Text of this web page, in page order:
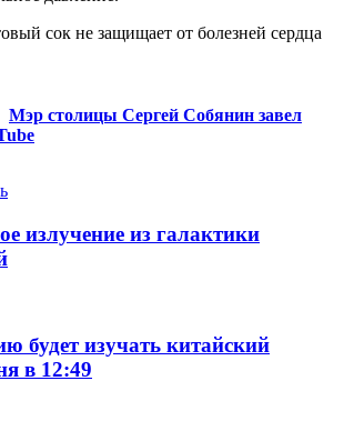
Мэр столицы Сергей Собянин завел
излучение из галактики
будет изучать китайский
в 12:49